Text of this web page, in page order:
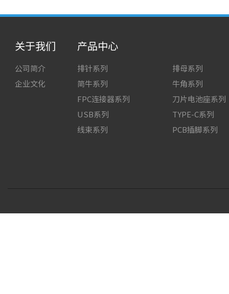
关于我们
公司简介
企业文化
产品中心
排针系列
排母系列
简牛系列
牛角系列
FPC连接器系列
刀片电池座系列
USB系列
TYPE-C系列
线束系列
PCB插脚系列